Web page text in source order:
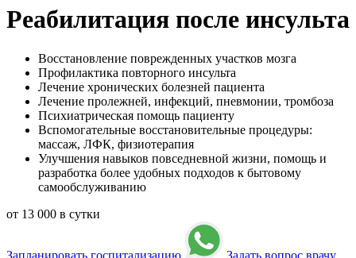
content
Реабилитация после инсульта
Восстановление поврежденных участков мозга
Профилактика повторного инсульта
Лечение хронических болезней пациента
Лечение пролежней, инфекций, пневмонии, тромбоза
Психиатрическая помощь пациенту
Вспомогательные восстановительные процедуры:
массаж, ЛФК, физиотерапия
Улучшения навыков повседневной жизни, помощь и
разработка более удобных подходов к бытовому
самообслуживанию
от 13 000 в сутки
Запланировать госпитализацию Задать вопрос врачу